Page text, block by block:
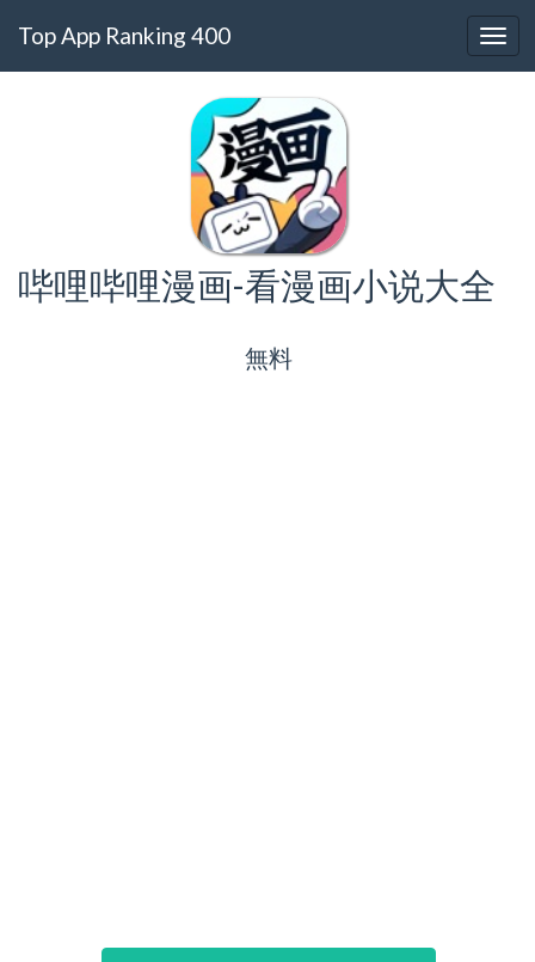
Top App Ranking 400
哔哩哔哩漫画-看漫画小说大全
無料